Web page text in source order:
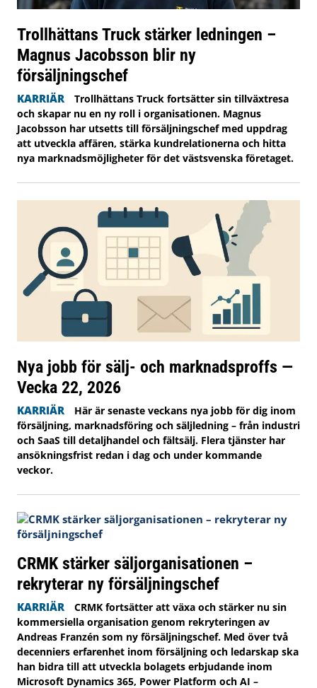
Trollhättans Truck stärker ledningen –
Magnus Jacobsson blir ny
försäljningschef
KARRIÄR
Trollhättans Truck fortsätter sin tillväxtresa
och skapar nu en ny roll i organisationen. Magnus
Jacobsson har utsetts till försäljningschef med uppdrag
att utveckla affären, stärka kundrelationerna och hitta
nya marknadsmöjligheter för det västsvenska företaget.
Nya jobb för sälj- och marknadsproffs —
Vecka 22, 2026
KARRIÄR
Här är senaste veckans nya jobb för dig inom
försäljning, marknadsföring och säljledning – från industri
och SaaS till detaljhandel och fältsälj. Flera tjänster har
ansökningsfrist redan i dag och under kommande
veckor.
CRMK stärker säljorganisationen –
rekryterar ny försäljningschef
KARRIÄR
CRMK fortsätter att växa och stärker nu sin
kommersiella organisation genom rekryteringen av
Andreas Franzén som ny försäljningschef. Med över två
decenniers erfarenhet inom försäljning och ledarskap ska
han bidra till att utveckla bolagets erbjudande inom
Microsoft Dynamics 365, Power Platform och AI –